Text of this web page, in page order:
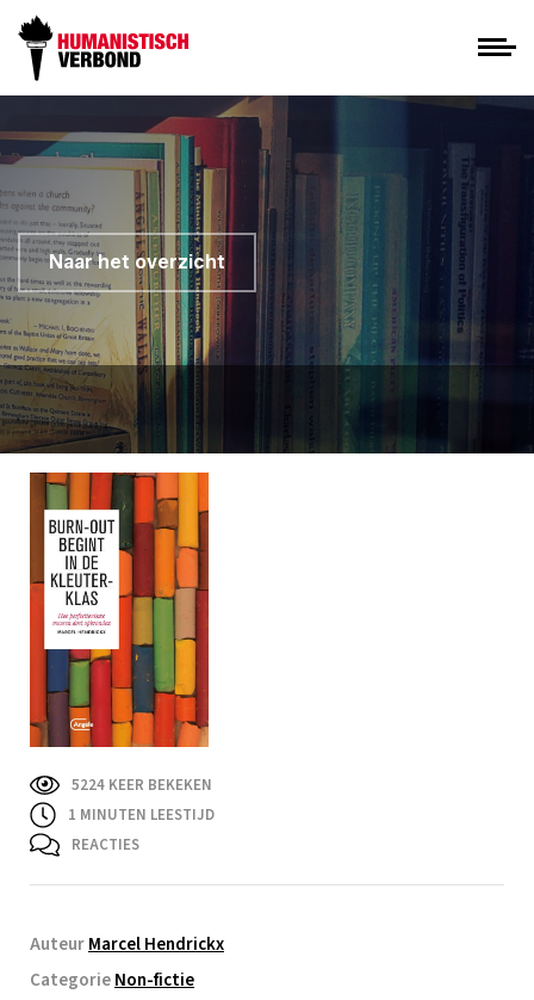
Naar het overzicht
5224 KEER BEKEKEN
1 MINUTEN LEESTIJD
REACTIES
AuteurMarcel Hendrickx
CategorieNon-fictie